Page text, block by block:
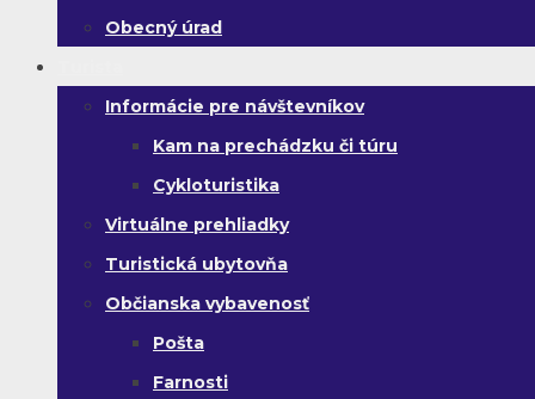
Obecný úrad
Informácie pre návštevníkov
Kam na prechádzku či túru
Cykloturistika
Virtuálne prehliadky
Turistická ubytovňa
Občianska vybavenosť
Pošta
Farnosti